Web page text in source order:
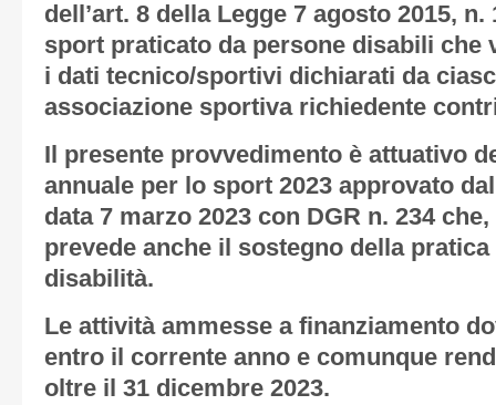
dell’art. 8 della Legge 7 agosto 2015,
sport praticato da persone disabili che
i dati tecnico/sportivi dichiarati da
associazione sportiva richiedente
Il presente provvedimento è attuativo
annuale per lo sport 2023 approvato
data 7 marzo 2023 con DGR n. 234
prevede anche il sostegno della
disabilità.
Le attività ammesse a finanziamento
entro il corrente anno e comunque
oltre il 31 dicembre 2023.